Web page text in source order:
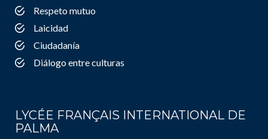
Respeto mutuo
Laicidad
Ciudadanía
Diálogo entre culturas
LYCÉE FRANÇAIS INTERNATIONAL DE
PALMA